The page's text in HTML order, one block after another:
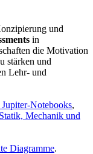
und
in
die Motivation
stärken und
Lehr- und
Notebooks,
Mechanik und
Diagramme.